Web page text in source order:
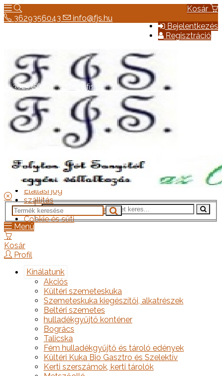
Kosár
Bejelentkezés
Regisztráció
3629356043 info@fjs.hu
Hírek
Elérhetőség
Általános szerződési feltételek
Elállási jog
szállítás
Adatkezelési tájékoztató
Cookie és süti
3629356043 info@fjs.hu
Menü
Kosár
Profil
Kínálatunk
Akciós
Kültéri szemeteskuka
Szemeteskuka kiegészítői, alkatrészek
Beltéri szemetes
hulladékgyűjtő konténer
Bogrács
Talicska
Fém hulladékgyűjtő és tároló edények
Kültéri Kuka Bio Gasztro és Szelektív
Kerti szerszámok, kerti tárolók